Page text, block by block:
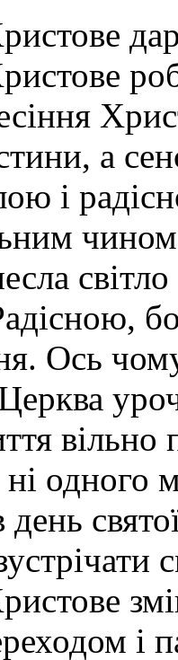
а
і
Ось
одного
день
і